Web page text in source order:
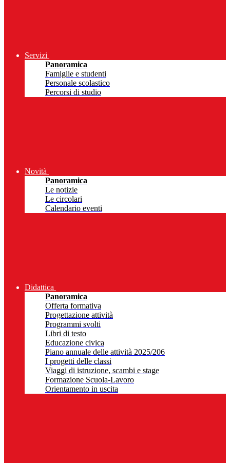
Servizi
Panoramica
Famiglie e studenti
Personale scolastico
Percorsi di studio
Novità
Panoramica
Le notizie
Le circolari
Calendario eventi
Didattica
Panoramica
Offerta formativa
Progettazione attività
Programmi svolti
Libri di testo
Educazione civica
Piano annuale delle attività 2025/206
I progetti delle classi
Viaggi di istruzione, scambi e stage
Formazione Scuola-Lavoro
Orientamento in uscita